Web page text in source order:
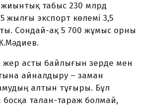
жиынтық табыс 230 млрд
жылғы экспорт көлемі 3,5
Сондай-ақ 5 700 жұмыс орны
жер асты байлығын зерде мен
айналдыру – заман
алтын тұғыры. Бұл
талан-тараж болмай,